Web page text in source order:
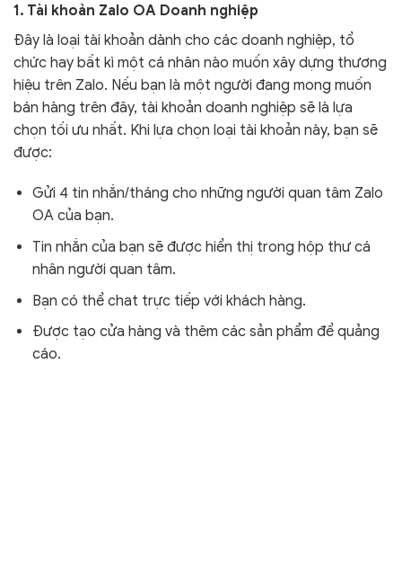
1. Tài khoản Zalo OA Doanh nghiệp
Đây là loại tài khoản dành cho các doanh nghiệp, tổ
chức hay bất kì một cá nhân nào muốn xây dựng thương
hiệu trên Zalo. Nếu bạn là một người đang mong muốn
bán hàng trên đây, tài khoản doanh nghiệp sẽ là lựa
chọn tối ưu nhất. Khi lựa chọn loại tài khoản này, bạn sẽ
được:
Gửi 4 tin nhắn/tháng cho những người quan tâm Zalo
OA của bạn.
Tin nhắn của bạn sẽ được hiển thị trong hộp thư cá
nhân người quan tâm.
Bạn có thể chat trực tiếp với khách hàng.
Được tạo cửa hàng và thêm các sản phẩm để quảng
cáo.